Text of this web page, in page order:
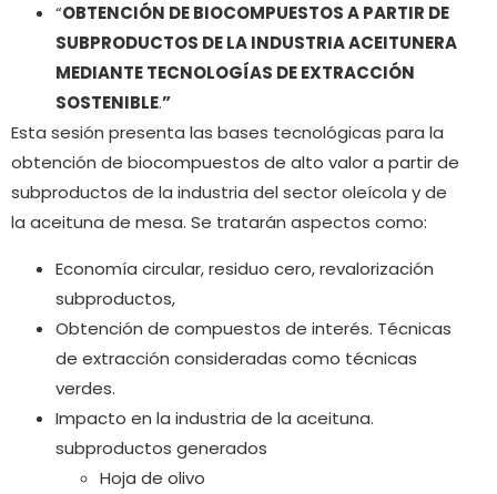
“OBTENCIÓN DE BIOCOMPUESTOS A PARTIR DE
SUBPRODUCTOS DE LA INDUSTRIA ACEITUNERA
MEDIANTE TECNOLOGÍAS DE EXTRACCIÓN
SOSTENIBLE.”
Esta sesión presenta las bases tecnológicas para la
obtención de biocompuestos de alto valor a partir de
subproductos de la industria del sector oleícola y de
la aceituna de mesa. Se tratarán aspectos como:
Economía circular, residuo cero, revalorización
subproductos,
Obtención de compuestos de interés. Técnicas
de extracción consideradas como técnicas
verdes.
Impacto en la industria de la aceituna.
subproductos generados
Hoja de olivo